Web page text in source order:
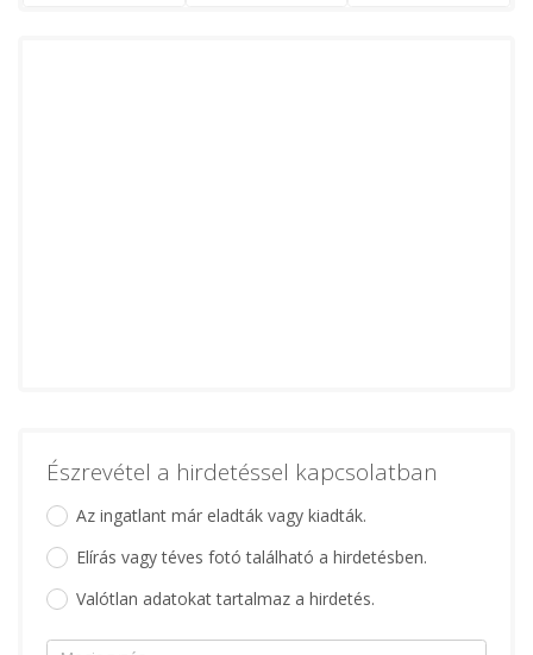
Észrevétel a hirdetéssel kapcsolatban
Az ingatlant már eladták vagy kiadták.
Elírás vagy téves fotó található a hirdetésben.
Valótlan adatokat tartalmaz a hirdetés.